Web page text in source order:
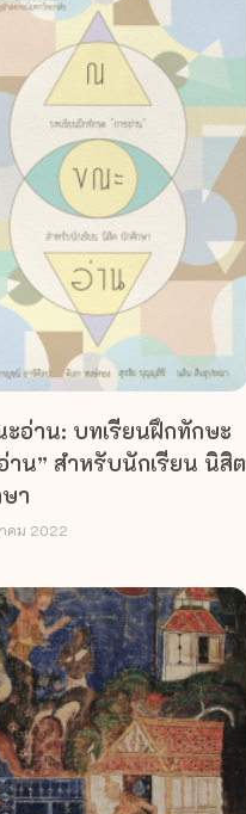
อ่าน: บทเรียนฝึกทักษะ
าน” สำหรับนักเรียน นิสิต
า
คม 2022